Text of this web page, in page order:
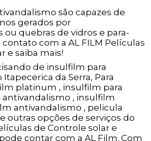
são capazes de
gerados por
quebras de vidros e para-
com a AL FILM Películas
e saiba mais!
de insulfilm para
da Serra, Para
platinum , insulfilm para
antivandalismo , insulfilm
antivandalismo , pelicula
outras opções de serviços do
de Controle solar e
contar com a AL Film. Com